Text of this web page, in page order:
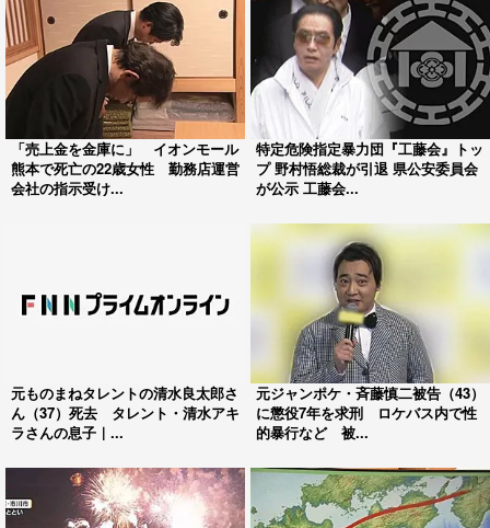
「売上金を金庫に」 イオンモール
熊本で死亡の22歳女性 勤務店運営
会社の指示受け...
特定危険指定暴力団『工藤会』トッ
プ 野村悟総裁が引退 県公安委員会
が公示 工藤会...
元ものまねタレントの清水良太郎さ
ん（37）死去 タレント・清水アキ
ラさんの息子｜...
元ジャンポケ・斉藤慎二被告（43）
に懲役7年を求刑 ロケバス内で性
的暴行など 被...